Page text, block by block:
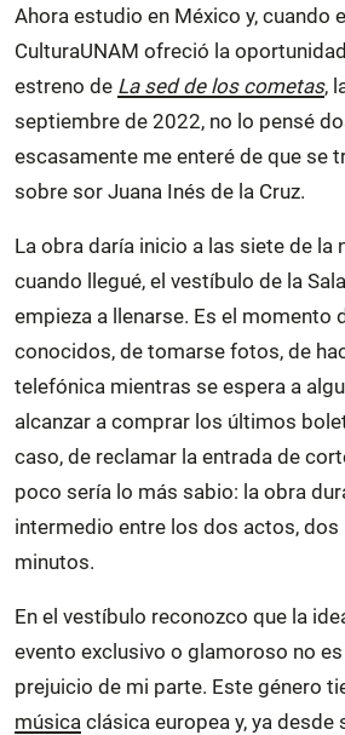
Ahora estudio en México y, cuando
CulturaUNAM ofreció la
estreno de La sed de los cometas,
septiembre de 2022, no lo pensé
escasamente me enteré de que se
sobre sor Juana Inés de la Cruz.
La obra daría inicio a las siete de la
cuando llegué, el vestíbulo de la
empieza a llenarse. Es el momento
conocidos, de tomarse fotos, de
telefónica mientras se espera a
alcanzar a comprar los últimos
caso, de reclamar la entrada de
poco sería lo más sabio: la obra
intermedio entre los dos actos, dos
minutos.
En el vestíbulo reconozco que la
evento exclusivo o glamoroso no
prejuicio de mi parte. Este género
música clásica europea y, ya desde